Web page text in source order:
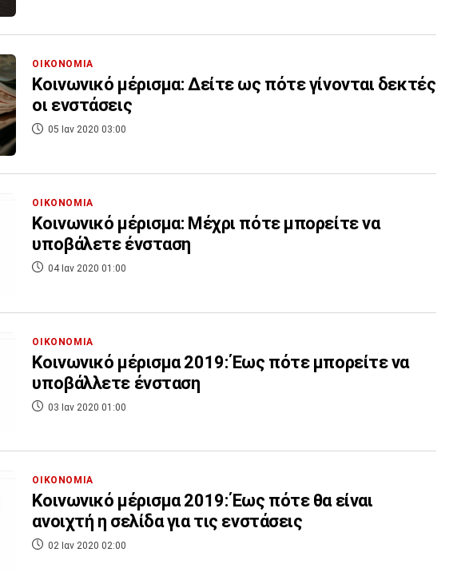
ΟΙΚΟΝΟΜΙΑ
Κοινωνικό μέρισμα: Δείτε ως πότε γίνονται δεκτές
οι ενστάσεις
05 Ιαν 2020 03:00
ΟΙΚΟΝΟΜΙΑ
Κοινωνικό μέρισμα: Μέχρι πότε μπορείτε να
υποβάλετε ένσταση
04 Ιαν 2020 01:00
ΟΙΚΟΝΟΜΙΑ
Κοινωνικό μέρισμα 2019: Έως πότε μπορείτε να
υποβάλλετε ένσταση
03 Ιαν 2020 01:00
ΟΙΚΟΝΟΜΙΑ
Κοινωνικό μέρισμα 2019: Έως πότε θα είναι
ανοιχτή η σελίδα για τις ενστάσεις
02 Ιαν 2020 02:00